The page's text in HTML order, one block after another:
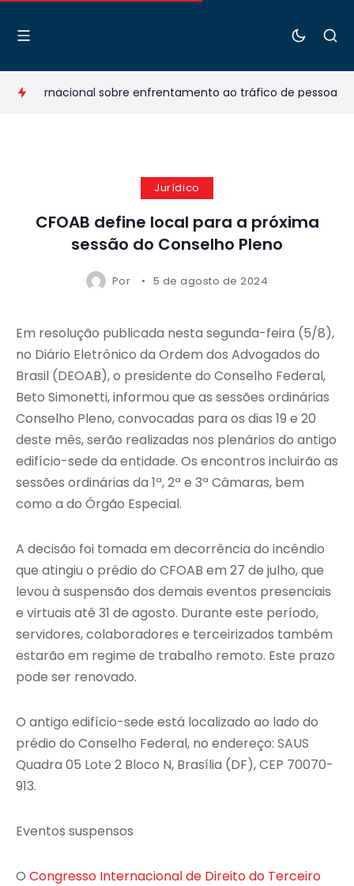
sobre enfrentamento ao tráfico de pessoas
Jurídico
CFOAB define local para a próxima
sessão do Conselho Pleno
Por 5 de agosto de 2024
Em resolução publicada nesta segunda-feira (5/8),
no Diário Eletrônico da Ordem dos Advogados do
Brasil (DEOAB), o presidente do Conselho Federal,
Beto Simonetti, informou que as sessões ordinárias
Conselho Pleno, convocadas para os dias 19 e 20
deste mês, serão realizadas nos plenários do antigo
edifício-sede da entidade. Os encontros incluirão as
sessões ordinárias da 1ª, 2ª e 3ª Câmaras, bem
como a do Órgão Especial.
A decisão foi tomada em decorrência do incêndio
que atingiu o prédio do CFOAB em 27 de julho, que
levou à suspensão dos demais eventos presenciais
e virtuais até 31 de agosto. Durante este período,
servidores, colaboradores e terceirizados também
estarão em regime de trabalho remoto. Este prazo
pode ser renovado.
O antigo edifício-sede está localizado ao lado do
prédio do Conselho Federal, no endereço: SAUS
Quadra 05 Lote 2 Bloco N, Brasília (DF), CEP 70070-
913.
Eventos suspensos
O Congresso Internacional de Direito do Terceiro